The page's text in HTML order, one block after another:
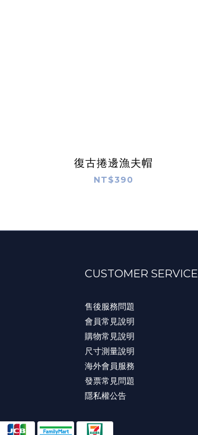
復古捲邊漁夫帽
NT$390
CUSTOMER SERVICE
售後服務問題
會員常見說明
購物常見說明
尺寸測量說明
海外會員服務
發票常見問題
隱私權公告